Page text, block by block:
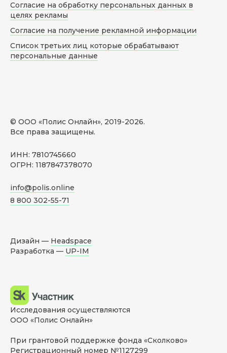
© ООО «Полис Онлайн», 2019-2026.
Все права защищены.
ИНН: 7810745660
ОГРН: 1187847378070
info@polis.online
8 800 302-55-71
Согласие на обработку персональных данных в
целях рекламы
Согласие на получение рекламной информации
Список третьих лиц которые обрабатывают
персональные данные
Дизайн — Headspace
Разработка — UP-IM
Исследования осуществляются
ООО «Полис Онлайн»
При грантовой поддержке фонда «Сколково»
Регистрационный номер №1127299